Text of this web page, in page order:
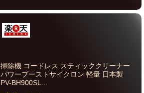
掃除機 コードレス スティッククリーナー
パワーブーストサイクロン 軽量 日本製
PV-BH900SL...